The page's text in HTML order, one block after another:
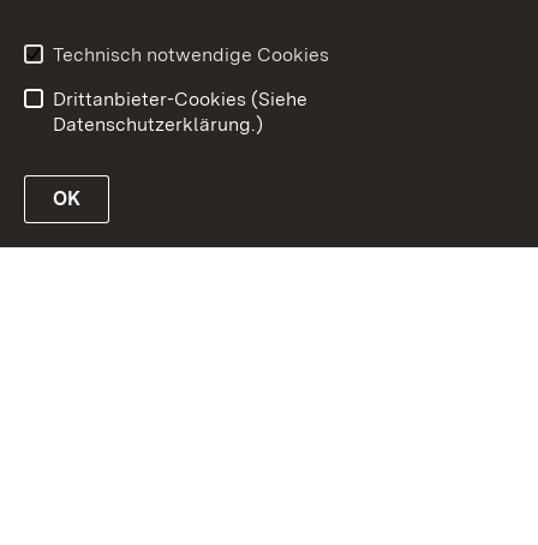
Technisch notwendige Cookies
Drittanbieter-Cookies (Siehe
Datenschutzerklärung.)
OK